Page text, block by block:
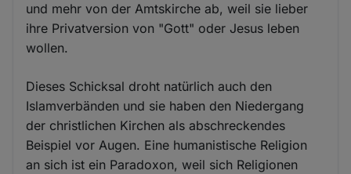
und mehr von der Amtskirche ab, weil sie lieber
ihre Privatversion von "Gott" oder Jesus leben
wollen.
Dieses Schicksal droht natürlich auch den
Islamverbänden und sie haben den Niedergang
der christlichen Kirchen als abschreckendes
Beispiel vor Augen. Eine humanistische Religion
an sich ist ein Paradoxon, weil sich Religionen